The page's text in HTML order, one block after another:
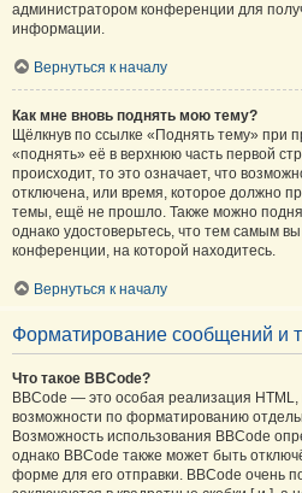
администратором конференции для
информации.
Вернуться к началу
Как мне вновь поднять мою тему?
Щёлкнув по ссылке «Поднять тему» при
«поднять» её в верхнюю часть первой
происходит, то это означает, что
отключена, или время, которое должно
темы, ещё не прошло. Также можно
однако удостоверьтесь, что тем самым
конференции, на которой находитесь.
Вернуться к началу
Форматирование сообщений и
Что такое BBCode?
BBCode — это особая реализация
возможности по форматированию
Возможность использования BBCode
однако BBCode также может быть
форме для его отправки. BBCode очень